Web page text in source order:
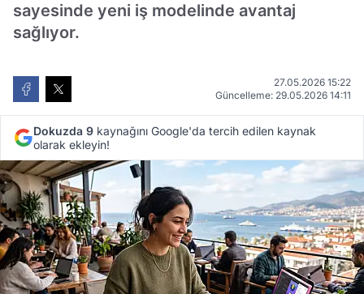
sayesinde yeni iş modelinde avantaj
sağlıyor.
27.05.2026 15:22
Güncelleme: 29.05.2026 14:11
Dokuzda 9 kaynağını Google'da tercih edilen kaynak
olarak ekleyin!